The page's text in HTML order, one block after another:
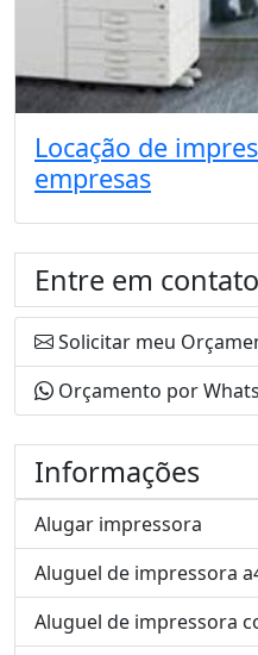
Locação de
empresas
Entre em contato
Solicitar meu
Orçamento por
Informações
Alugar impressora
Aluguel de impressora
Aluguel de impressora